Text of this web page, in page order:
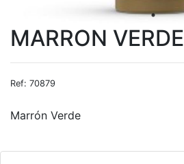
MARRON VERDE
Ref: 70879
Marrón Verde